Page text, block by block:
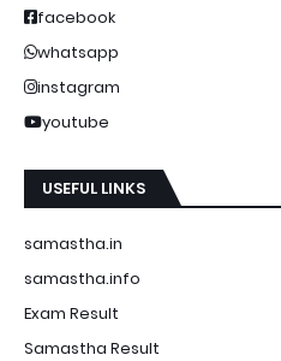
facebook
whatsapp
instagram
youtube
USEFUL LINKS
samastha.in
samastha.info
Exam Result
Samastha Result